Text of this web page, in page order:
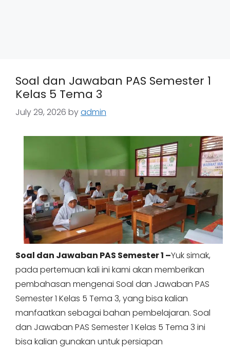
Soal dan Jawaban PAS Semester 1
Kelas 5 Tema 3
July 29, 2026 byadmin
Soal dan Jawaban PAS Semester 1 –Yuk simak,
pada pertemuan kali ini kami akan memberikan
pembahasan mengenai Soal dan Jawaban PAS
Semester 1 Kelas 5 Tema 3, yang bisa kalian
manfaatkan sebagai bahan pembelajaran. Soal
dan Jawaban PAS Semester 1 Kelas 5 Tema 3 ini
bisa kalian gunakan untuk persiapan